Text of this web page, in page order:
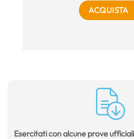
ACQUISTA
Esercitati con alcune prove